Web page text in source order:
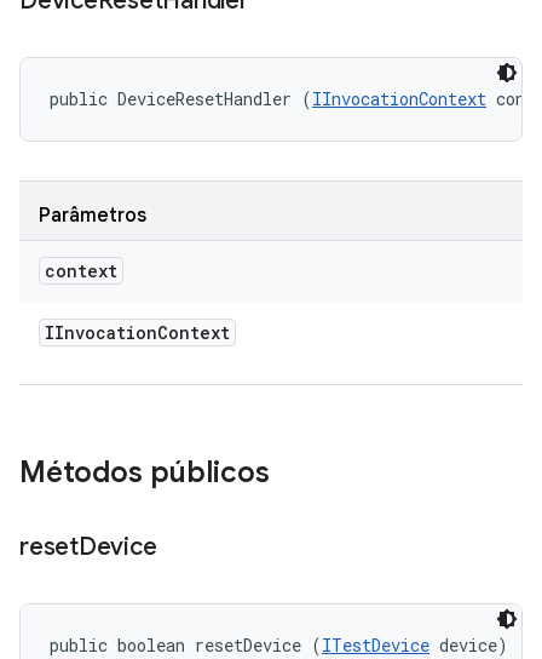
public DeviceResetHandler (IInvocationContext
Parâmetros
context
IInvocationContext
Métodos públicos
resetDevice
public boolean resetDevice (ITestDevice device)